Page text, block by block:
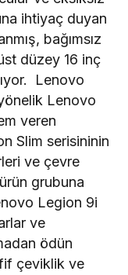
ihtiyaç duyan
bağımsız
düzey 16 inç
Lenovo
Lenovo
veren
Slim serisininin
ve çevre
grubuna
Legion 9i
ve
ödün
çeviklik ve